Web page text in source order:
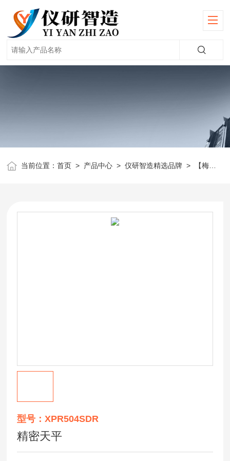
当前位置：首页 > 产品中心 >仪研智造精选品牌 > 【梅特勒】天平
型号：XPR504SDR
精密天平